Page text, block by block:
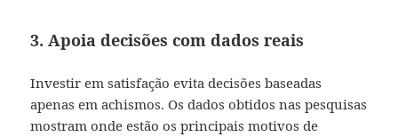
3. Apoia decisões com dados reais
Investir em satisfação evita decisões baseadas
apenas em achismos. Os dados obtidos nas pesquisas
mostram onde estão os principais motivos de